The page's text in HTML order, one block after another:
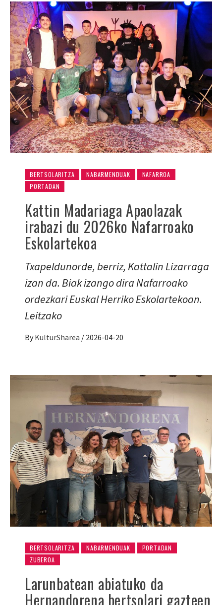
BERTSOLARITZA NABARMENDUAK
NAFARROA
PORTADAN
Kattin Madariaga Apaolazak
irabazi du 2026ko Nafarroako
Eskolartekoa
Txapeldunorde, berriz, Kattalin Lizarraga
izan da. Biak izango dira Nafarroako
ordezkari Euskal Herriko Eskolartekoan.
Leitzako
By KulturSharea / 2026-04-20
BERTSOLARITZA NABARMENDUAK
PORTADAN
ZUBEROA
Larunbatean abiatuko da
Hernandorena bertsolari gazteen